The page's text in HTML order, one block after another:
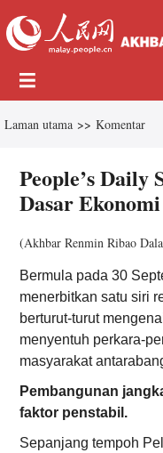
Laman utama >> Komentar
People’s Daily
Dasar
(Akhbar Renmin Ribao
Bermula pada 30
menerbitkan satu siri
berturut-turut
menyentuh perkara-
masyarakat
­­Pembangunan
faktor penstabil.
Sepanjang tempoh